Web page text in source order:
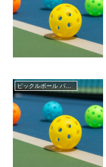
ピックルボール パドル